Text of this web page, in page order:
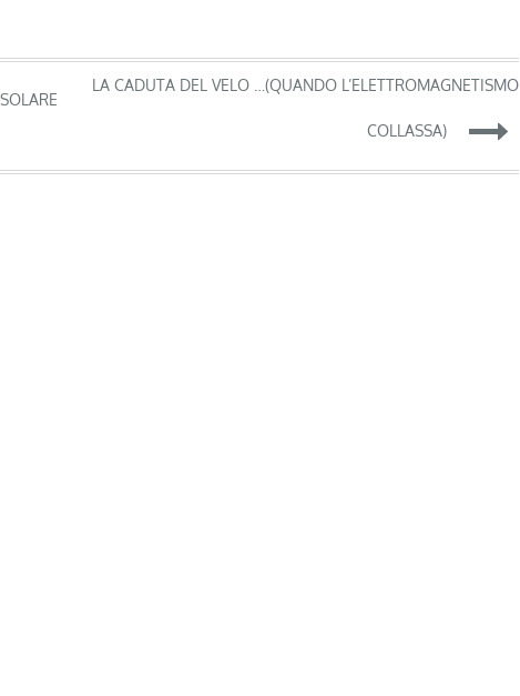
LA CADUTA DEL VELO …(QUANDO L’ELETTROMAGNETISMO
COLLASSA)